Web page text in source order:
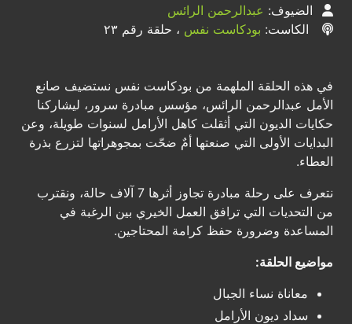
الضيوف: عبدالرحمن الرائس
الكاست: بودكاست نفس ، حلقة رقم ٢٣
في هذه الحلقة الملهمة من بودكاست نفس نستضيف صانع
الأمل عبدالرحمن الرائس، مؤسس مبادرة سرور، ليشاركنا
حكايات الديون التي أثقلت كاهل الأرامل لسنوات طويلة، وعن
البدايات الأولى التي صنعتها أمٌ ضحّت بمجوهراتها لتزرع بذرة
العطاء.
نتعرف على رحلة مبادرة تجاوز أثرها 7 آلاف حالة، ونقترب
من التحديات التي ترافق العمل الخيري بين الرغبة في
المساعدة وضرورة حفظ كرامة المحتاجين.
مواضيع الحلقة:
معاناة نساء الجبال
سداد ديون الأرامل